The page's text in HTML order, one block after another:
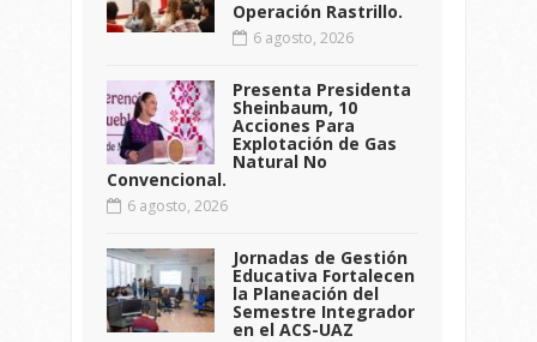
Operación Rastrillo.
6 agosto, 2026
Presenta Presidenta
Sheinbaum, 10
Acciones Para
Explotación de Gas
Natural No
Convencional.
6 agosto, 2026
Jornadas de Gestión
Educativa Fortalecen
la Planeación del
Semestre Integrador
en el ACS-UAZ